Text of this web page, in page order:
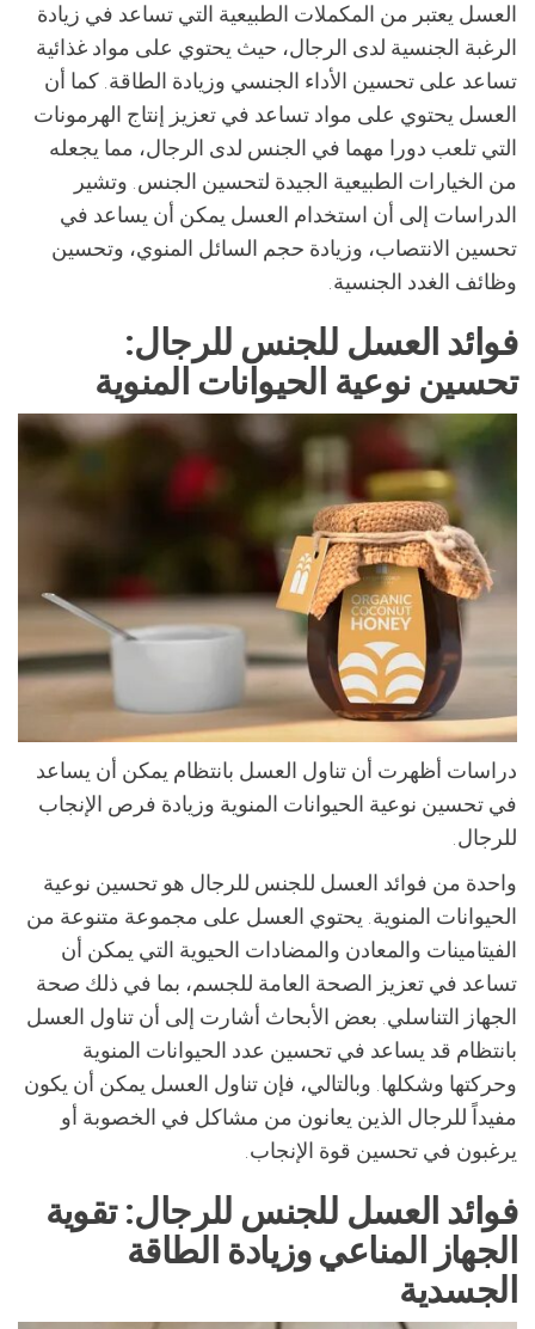
العسل يعتبر من المكملات الطبيعية التي تساعد في زيادة
الرغبة الجنسية لدى الرجال، حيث يحتوي على مواد غذائية
تساعد على تحسين الأداء الجنسي وزيادة الطاقة. كما أن
العسل يحتوي على مواد تساعد في تعزيز إنتاج الهرمونات
التي تلعب دورا مهما في الجنس لدى الرجال، مما يجعله
من الخيارات الطبيعية الجيدة لتحسين الجنس. وتشير
الدراسات إلى أن استخدام العسل يمكن أن يساعد في
تحسين الانتصاب، وزيادة حجم السائل المنوي، وتحسين
وظائف الغدد الجنسية.
فوائد العسل للجنس للرجال:
تحسين نوعية الحيوانات المنوية
دراسات أظهرت أن تناول العسل بانتظام يمكن أن يساعد
في تحسين نوعية الحيوانات المنوية وزيادة فرص الإنجاب
للرجال.
واحدة من فوائد العسل للجنس للرجال هو تحسين نوعية
الحيوانات المنوية. يحتوي العسل على مجموعة متنوعة من
الفيتامينات والمعادن والمضادات الحيوية التي يمكن أن
تساعد في تعزيز الصحة العامة للجسم، بما في ذلك صحة
الجهاز التناسلي. بعض الأبحاث أشارت إلى أن تناول العسل
بانتظام قد يساعد في تحسين عدد الحيوانات المنوية
وحركتها وشكلها. وبالتالي، فإن تناول العسل يمكن أن يكون
مفيداً للرجال الذين يعانون من مشاكل في الخصوبة أو
يرغبون في تحسين قوة الإنجاب.
فوائد العسل للجنس للرجال: تقوية
الجهاز المناعي وزيادة الطاقة
الجسدية